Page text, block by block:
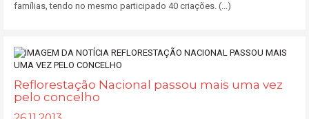
famílias, tendo no mesmo participado 40 criações. (...)
Reflorestação Nacional passou mais uma vez
pelo concelho